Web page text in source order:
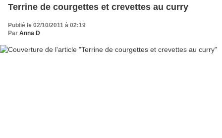
Terrine de courgettes et crevettes au curry
Publié le 02/10/2011 à 02:19
Par Anna D